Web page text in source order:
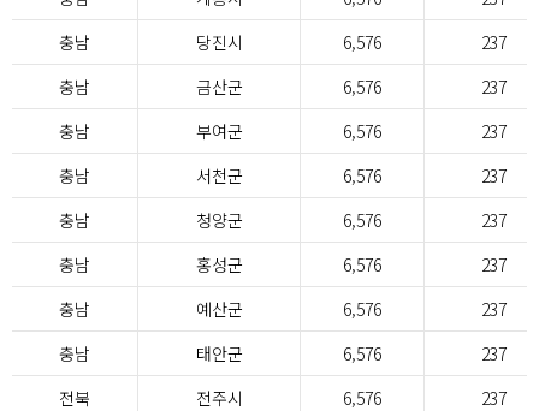
충남
당진시 6,576
237
충남
금산군 6,576
237
충남
부여군 6,576
237
충남
서천군 6,576
237
충남
청양군 6,576
237
충남
홍성군 6,576
237
충남
예산군 6,576
237
충남
태안군 6,576
237
전북
전주시 6,576
237